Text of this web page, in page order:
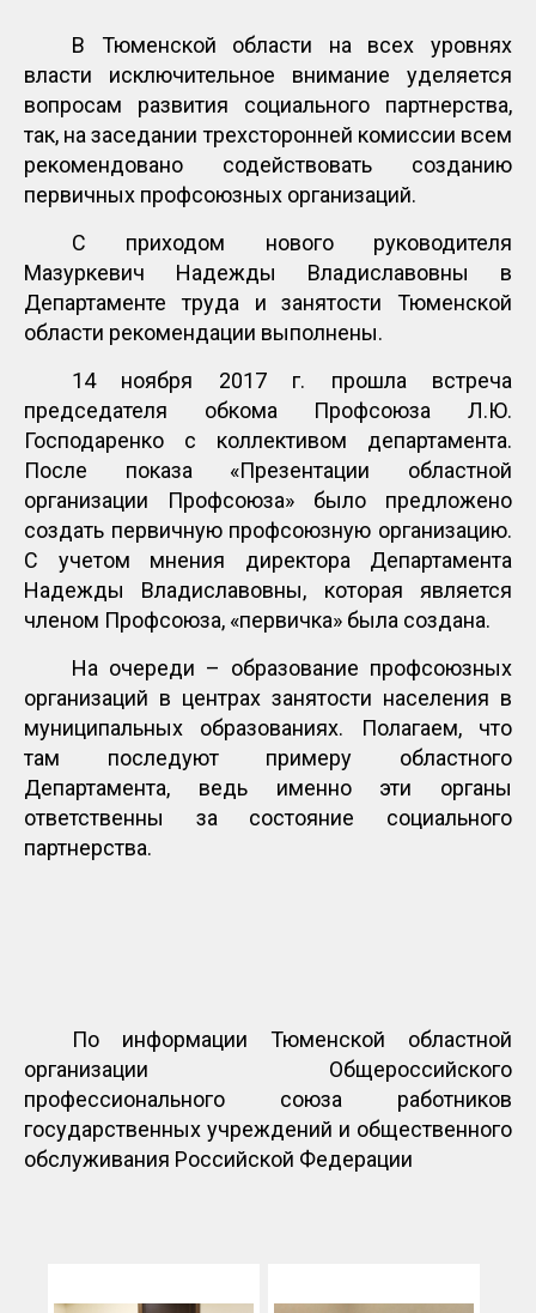
В Тюменской области на всех уровнях
власти исключительное внимание уделяется
вопросам развития социального партнерства,
так, на заседании трехсторонней комиссии всем
рекомендовано содействовать созданию
первичных профсоюзных организаций.
С приходом нового руководителя
Мазуркевич Надежды Владиславовны в
Департаменте труда и занятости Тюменской
области рекомендации выполнены.
14 ноября 2017 г. прошла встреча
председателя обкома Профсоюза Л.Ю.
Господаренко с коллективом департамента.
После показа «Презентации областной
организации Профсоюза» было предложено
создать первичную профсоюзную организацию.
С учетом мнения директора Департамента
Надежды Владиславовны, которая является
членом Профсоюза, «первичка» была создана.
На очереди – образование профсоюзных
организаций в центрах занятости населения в
муниципальных образованиях. Полагаем, что
там последуют примеру областного
Департамента, ведь именно эти органы
ответственны за состояние социального
партнерства.
По информации Тюменской областной
организации Общероссийского
профессионального союза работников
государственных учреждений и общественного
обслуживания Российской Федерации